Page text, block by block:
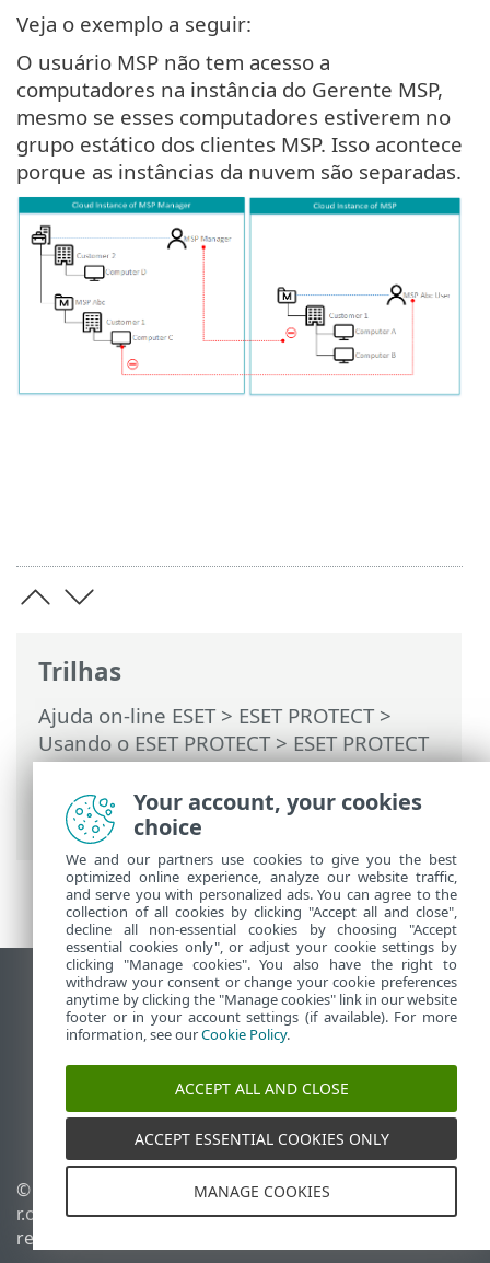
Trilhas
Ajuda on-line ESET> ESET PROTECT>
Usando o ESET PROTECT>ESET PROTECT
para Provedores de serviço gerenciados>
Recursos do ESET PROTECT para usuários
MSP
Veja o exemplo a seguir:
O usuário MSP não tem acesso a
computadores na instância do Gerente MSP,
mesmo se esses computadores estiverem no
grupo estático dos clientes MSP. Isso acontece
porque as instâncias da nuvem são separadas.
Ver site para desktop
End of Life
Base de conhecimento ESET
ESET Status Portal
Suporte regional
© 1992 - 2026 ESET, spol. s
r.o. - Todos os direitos
reservados.
Gerenciar cookies
Política de cookies
Your account, your cookies
choice
We and our partners use cookies to give you the best
optimized online experience, analyze our website traffic,
and serve you with personalized ads. You can agree to the
collection of all cookies by clicking "Accept all and close",
decline all non-essential cookies by choosing "Accept
essential cookies only", or adjust your cookie settings by
clicking "Manage cookies". You also have the right to
withdraw your consent or change your cookie preferences
anytime by clicking the "Manage cookies" link in our website
footer or in your account settings (if available). For more
information, see ourCookie Policy.
ACCEPT ALL AND CLOSE
ACCEPT ESSENTIAL COOKIES ONLY
MANAGE COOKIES